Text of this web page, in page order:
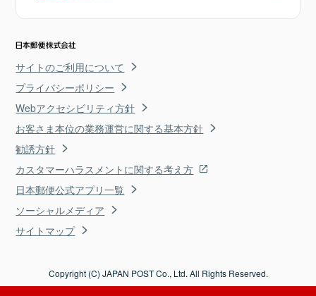
サイトのご利用について
プライバシーポリシー
Webアクセシビリティ方針
お客さま本位の業務運営に関する基本方針
勧誘方針
カスタマーハラスメントに関する考え方
日本郵便公式アプリ一覧
ソーシャルメディア
サイトマップ
Copyright (C) JAPAN POST Co., Ltd. All Rights Reserved.